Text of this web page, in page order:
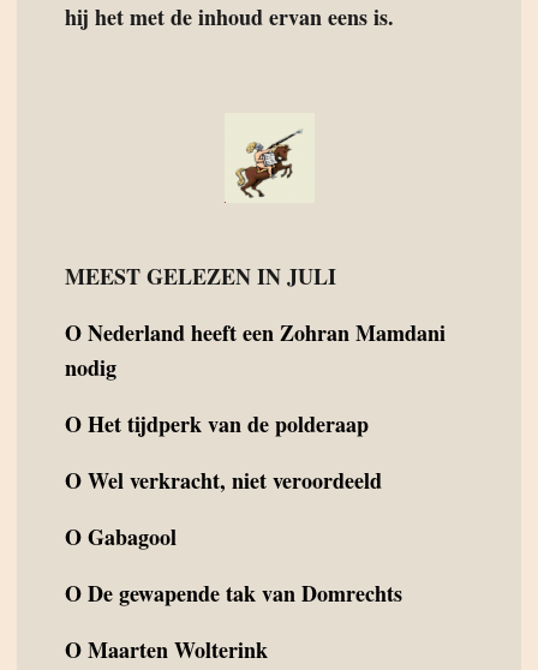
hij het met de inhoud ervan eens is.
MEEST GELEZEN IN JULI
ONederland heeft een Zohran Mamdani
nodig
OHet tijdperk van de polderaap
OWel verkracht, niet veroordeeld
OGabagool
ODe gewapende tak van Domrechts
OMaarten Wolterink